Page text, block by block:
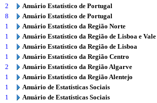
2
Anuário Estatístico de Portugal
8
Anuário Estatístico de Portugal
1
Anuário Estatístico da Região Norte
1
Anuário Estatístico da Região de Lisboa e Vale
1
Anuário Estatístico da Região de Lisboa
1
Anuário Estatístico da Região Centro
2
Anuário Estatístico da Região Algarve
1
Anuário Estatístico da Região Alentejo
1
Anuário de Estatísticas Sociais
1
Anuário de Estatísticas Sociais